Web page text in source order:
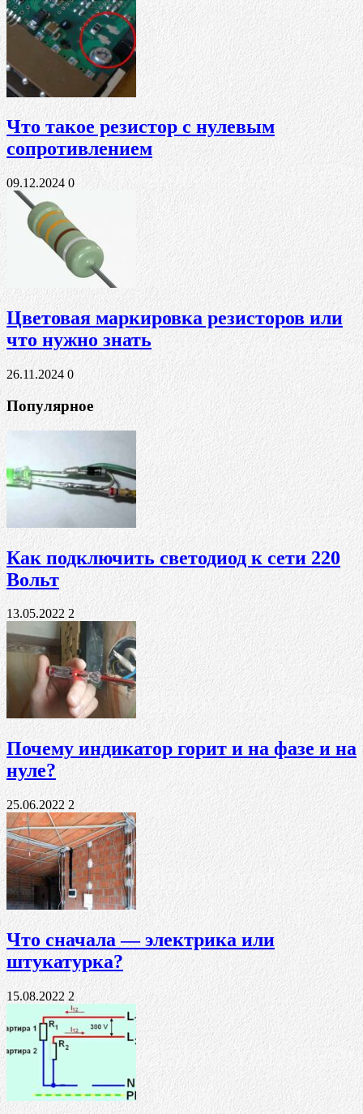
Что такое резистор с нулевым
сопротивлением
09.12.2024 0
Цветовая маркировка резисторов или
что нужно знать
26.11.20240
Популярное
Как подключить светодиод к сети 220
Вольт
13.05.20222
Почему индикатор горит и на фазе и на
нуле?
25.06.2022 2
Что сначала — электрика или
штукатурка?
15.08.2022 2